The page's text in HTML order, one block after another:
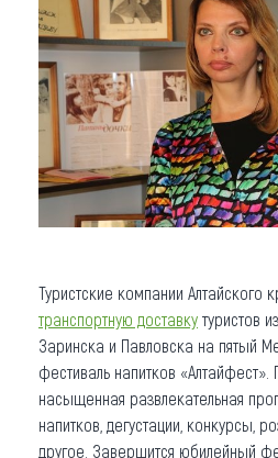
Туристские компании Алтайского
транспортную доставку туристов
Заринска и Павловска на пятый
фестиваль напитков «Алтайфест».
насыщенная развлекательная
напитков, дегустации, конкурсы,
другое. Завершится юбилейный